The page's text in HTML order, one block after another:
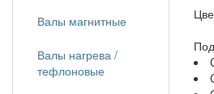
Валы магнитные
Валы нагрева /
тефлоновые